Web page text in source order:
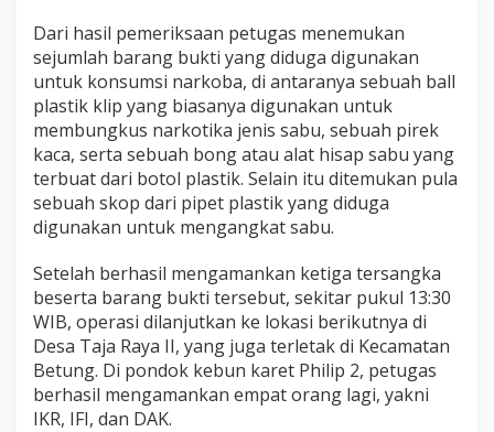
Dari hasil pemeriksaan petugas menemukan
sejumlah barang bukti yang diduga digunakan
untuk konsumsi narkoba, di antaranya sebuah ball
plastik klip yang biasanya digunakan untuk
membungkus narkotika jenis sabu, sebuah pirek
kaca, serta sebuah bong atau alat hisap sabu yang
terbuat dari botol plastik. Selain itu ditemukan pula
sebuah skop dari pipet plastik yang diduga
digunakan untuk mengangkat sabu.
Setelah berhasil mengamankan ketiga tersangka
beserta barang bukti tersebut, sekitar pukul 13:30
WIB, operasi dilanjutkan ke lokasi berikutnya di
Desa Taja Raya II, yang juga terletak di Kecamatan
Betung. Di pondok kebun karet Philip 2, petugas
berhasil mengamankan empat orang lagi, yakni
IKR, IFI, dan DAK.